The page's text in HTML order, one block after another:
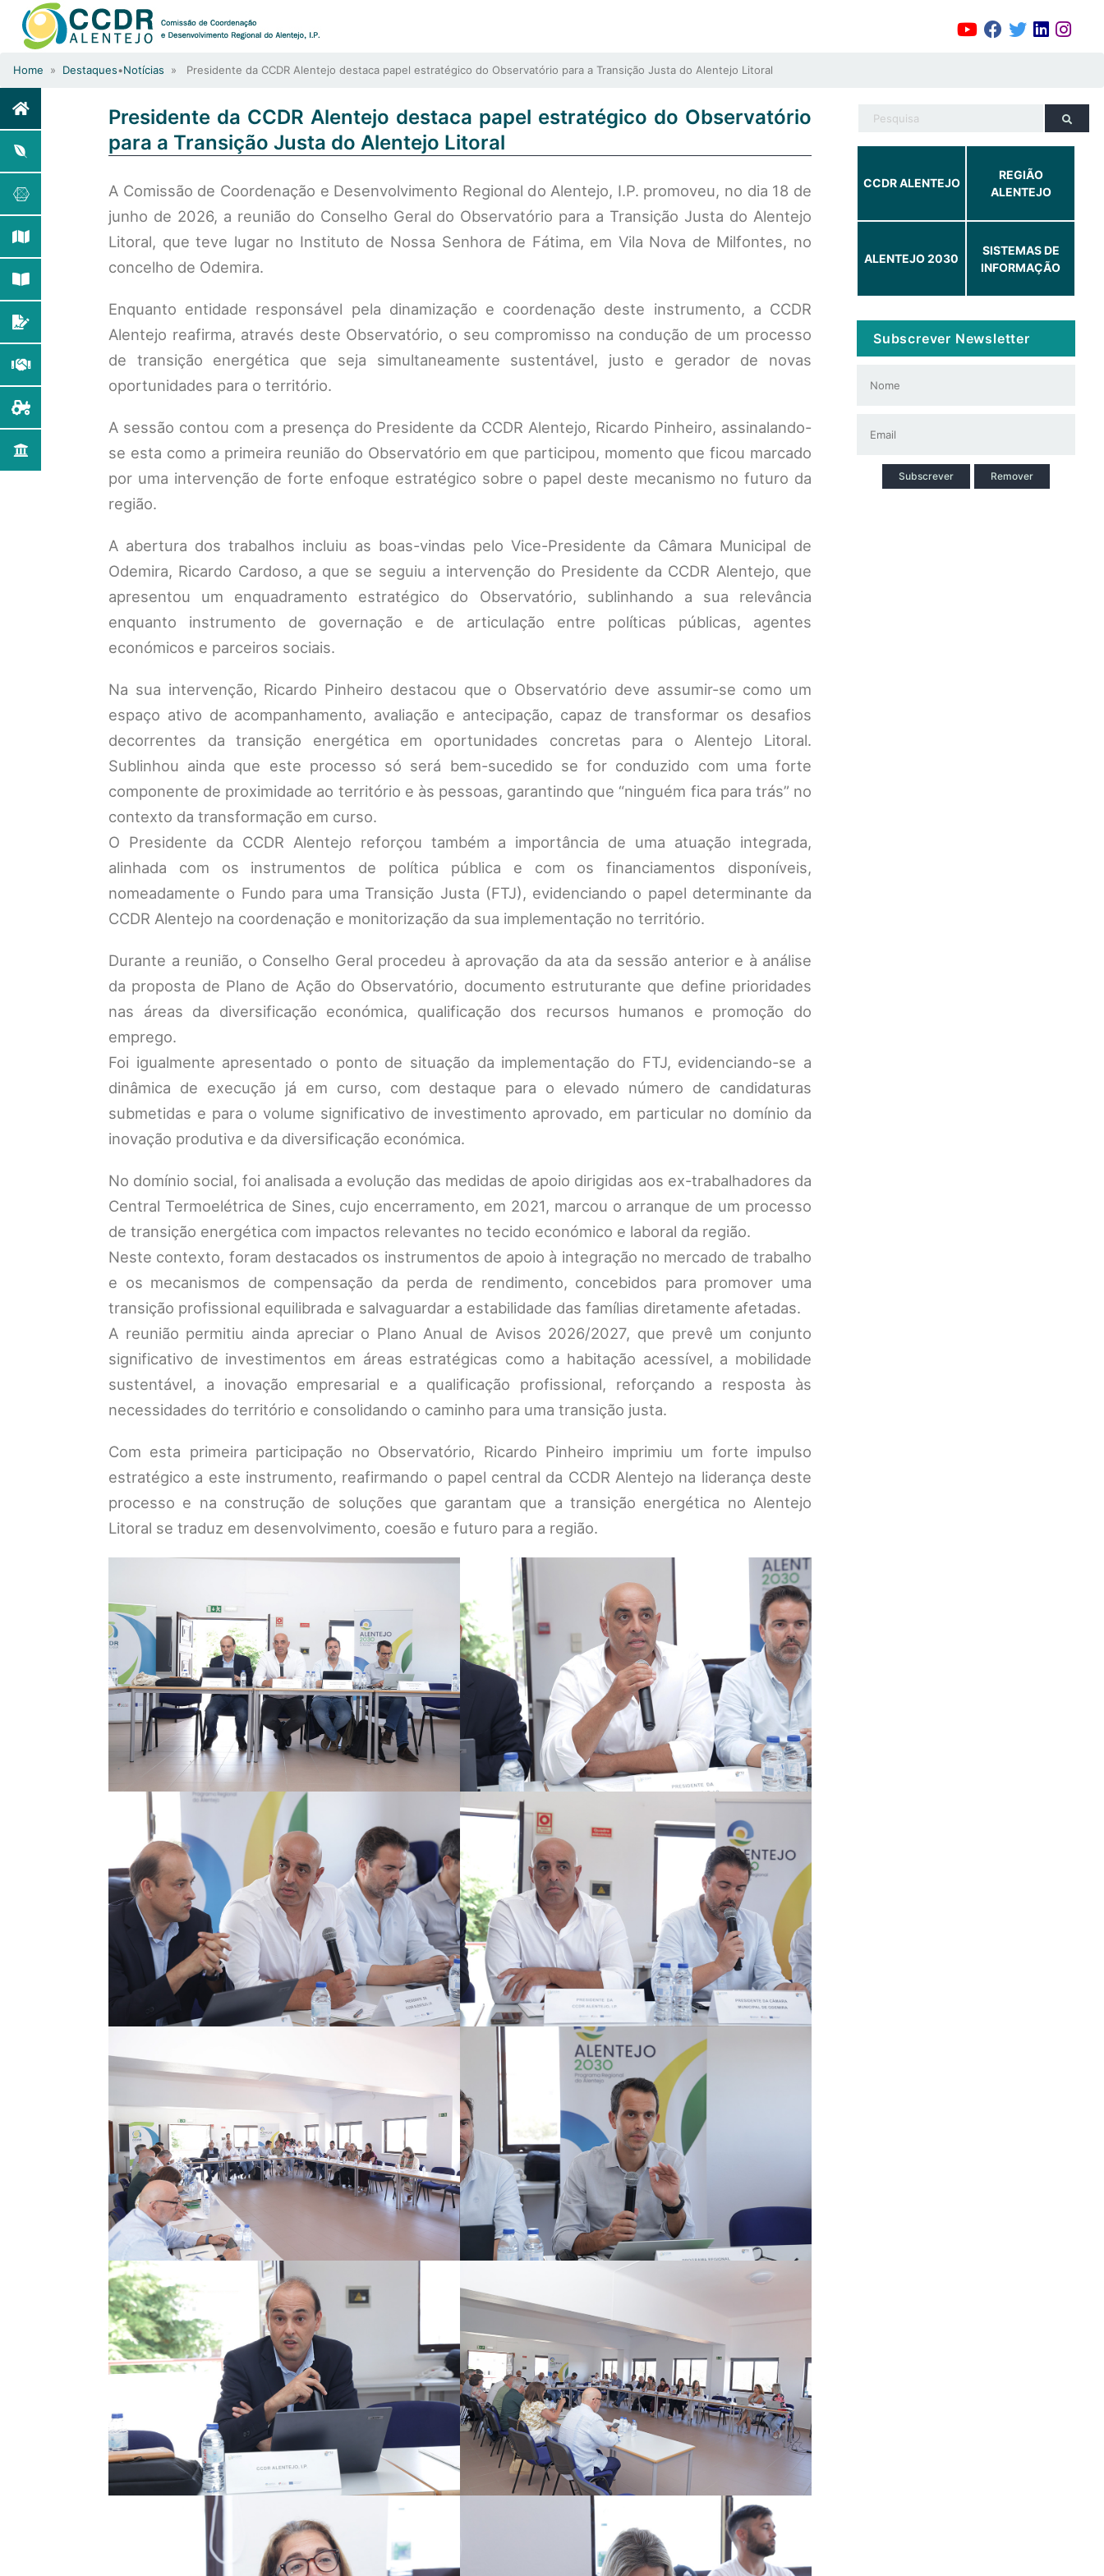
Home » Destaques•Notícias » Presidente da CCDR Alentejo destaca papel estratégico do Observatório para a Transição Justa do Alentejo Litoral
Presidente da CCDR Alentejo destaca papel estratégico do Observatório
para a Transição Justa do Alentejo Litoral
A Comissão de Coordenação e Desenvolvimento Regional do Alentejo, I.P. promoveu, no dia 18 de
junho de 2026, a reunião do Conselho Geral do Observatório para a Transição Justa do Alentejo
Litoral, que teve lugar no Instituto de Nossa Senhora de Fátima, em Vila Nova de Milfontes, no
concelho de Odemira.
Enquanto entidade responsável pela dinamização e coordenação deste instrumento, a CCDR
Alentejo reafirma, através deste Observatório, o seu compromisso na condução de um processo
de transição energética que seja simultaneamente sustentável, justo e gerador de novas
oportunidades para o território.
A sessão contou com a presença do Presidente da CCDR Alentejo, Ricardo Pinheiro, assinalando-
se esta como a primeira reunião do Observatório em que participou, momento que ficou marcado
por uma intervenção de forte enfoque estratégico sobre o papel deste mecanismo no futuro da
região.
A abertura dos trabalhos incluiu as boas-vindas pelo Vice-Presidente da Câmara Municipal de
Odemira, Ricardo Cardoso, a que se seguiu a intervenção do Presidente da CCDR Alentejo, que
apresentou um enquadramento estratégico do Observatório, sublinhando a sua relevância
enquanto instrumento de governação e de articulação entre políticas públicas, agentes
económicos e parceiros sociais.
Na sua intervenção, Ricardo Pinheiro destacou que o Observatório deve assumir-se como um
espaço ativo de acompanhamento, avaliação e antecipação, capaz de transformar os desafios
decorrentes da transição energética em oportunidades concretas para o Alentejo Litoral.
Sublinhou ainda que este processo só será bem-sucedido se for conduzido com uma forte
componente de proximidade ao território e às pessoas, garantindo que “ninguém fica para trás” no
contexto da transformação em curso.
O Presidente da CCDR Alentejo reforçou também a importância de uma atuação integrada,
alinhada com os instrumentos de política pública e com os financiamentos disponíveis,
nomeadamente o Fundo para uma Transição Justa (FTJ), evidenciando o papel determinante da
CCDR Alentejo na coordenação e monitorização da sua implementação no território.
Durante a reunião, o Conselho Geral procedeu à aprovação da ata da sessão anterior e à análise
da proposta de Plano de Ação do Observatório, documento estruturante que define prioridades
nas áreas da diversificação económica, qualificação dos recursos humanos e promoção do
emprego.
Foi igualmente apresentado o ponto de situação da implementação do FTJ, evidenciando-se a
dinâmica de execução já em curso, com destaque para o elevado número de candidaturas
submetidas e para o volume significativo de investimento aprovado, em particular no domínio da
inovação produtiva e da diversificação económica.
No domínio social, foi analisada a evolução das medidas de apoio dirigidas aos ex-trabalhadores da
Central Termoelétrica de Sines, cujo encerramento, em 2021, marcou o arranque de um processo
de transição energética com impactos relevantes no tecido económico e laboral da região.
Neste contexto, foram destacados os instrumentos de apoio à integração no mercado de trabalho
e os mecanismos de compensação da perda de rendimento, concebidos para promover uma
transição profissional equilibrada e salvaguardar a estabilidade das famílias diretamente afetadas.
A reunião permitiu ainda apreciar o Plano Anual de Avisos 2026/2027, que prevê um conjunto
significativo de investimentos em áreas estratégicas como a habitação acessível, a mobilidade
sustentável, a inovação empresarial e a qualificação profissional, reforçando a resposta às
necessidades do território e consolidando o caminho para uma transição justa.
Com esta primeira participação no Observatório, Ricardo Pinheiro imprimiu um forte impulso
estratégico a este instrumento, reafirmando o papel central da CCDR Alentejo na liderança deste
processo e na construção de soluções que garantam que a transição energética no Alentejo
Litoral se traduz em desenvolvimento, coesão e futuro para a região.
CCDR ALENTEJO
REGIÃO
ALENTEJO
ALENTEJO 2030
SISTEMAS DE
INFORMAÇÃO
Subscrever Newsletter
Subscrever Remover